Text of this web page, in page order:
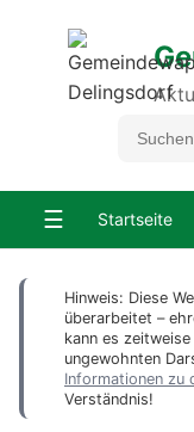
☰ Startseite
Hinweis: Diese
überarbeitet –
kann es
ungewohnten
Informationen zu
Verständnis!